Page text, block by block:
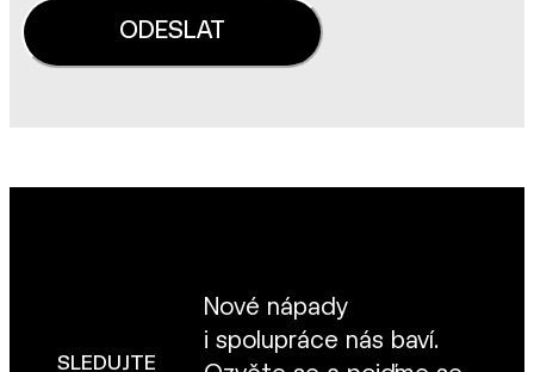
SLEDUJTE
Nové nápady
i spolupráce nás baví.